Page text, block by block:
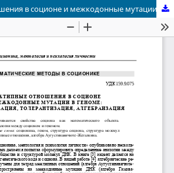
Межтипные отношения в соционе и межкодонные мутации в геноме: симметризация, толерантизация, алгебраизация